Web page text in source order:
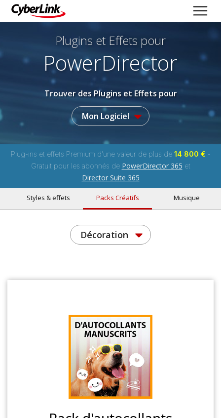
Plugins et Effets pour
PowerDirector
Trouver des Plugins et Effets pour
Mon Logiciel
Plug-ins et effets Premium d'une valeur de plus de 14 800 € -
Gratuit pour les abonnés de PowerDirector 365 et
Director Suite 365
Styles & effets Packs Créatifs Musique
Décoration